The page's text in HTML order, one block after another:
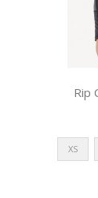
Rip
XS